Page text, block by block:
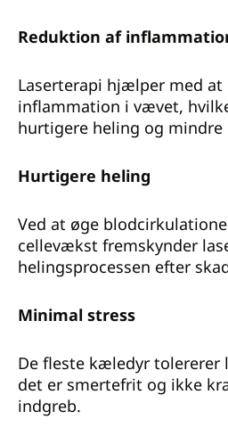
Reduktion af
Laserterapi hjælper med
inflammation i vævet,
hurtigere heling og mindre
Hurtigere heling
Ved at øge
cellevækst fremskynder
helingsprocessen efter
Minimal stress
De fleste kæledyr tolererer
det er smertefrit og ikke
indgreb.